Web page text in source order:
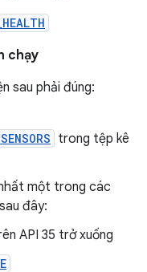
chạy
sau phải đúng:
trong tệp kê
một trong các
đây:
API 35 trở xuống